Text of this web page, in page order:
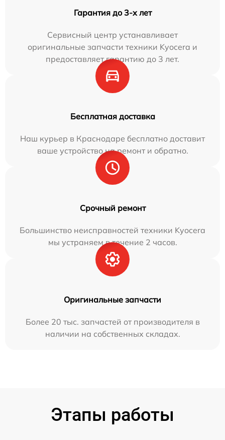
Гарантия до 3-х лет
Сервисный центр устанавливает
оригинальные запчасти техники Kyocera и
предоставляет гарантию до 3 лет.
Бесплатная доставка
Наш курьер в Краснодаре бесплатно доставит
ваше устройство на ремонт и обратно.
Срочный ремонт
Большинство неисправностей техники Kyocera
мы устраняем в течение 2 часов.
Оригинальные запчасти
Более 20 тыс. запчастей от производителя в
наличии на собственных складах.
Этапы работы